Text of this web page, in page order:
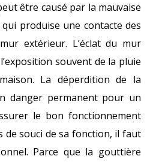
être causé par la mauvaise
produise une contacte des
extérieur. L’éclat du mur
souvent de la pluie
La déperdition de la
danger permanent pour un
le bon fonctionnement
de souci de sa fonction, il faut
Parce que la gouttière